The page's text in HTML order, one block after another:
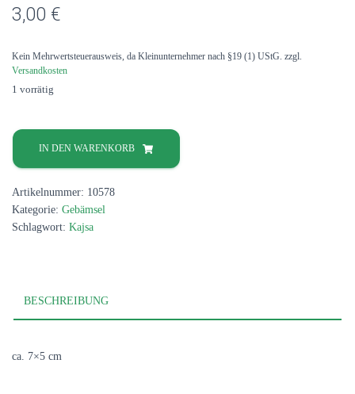
3,00 €
Kein Mehrwertsteuerausweis, da Kleinunternehmer nach §19 (1) UStG. zzgl.
Versandkosten
1 vorrätig
Blätterabdruck
MengeIN DEN WARENKORB
Artikelnummer: 10578
Kategorie: Gebämsel
Schlagwort: Kajsa
BESCHREIBUNG
ca. 7×5 cm